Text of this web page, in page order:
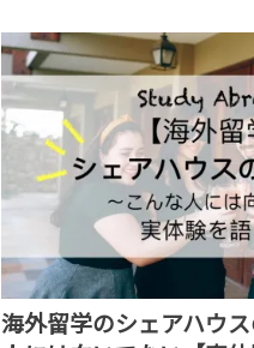
海外留学のシェアハウ